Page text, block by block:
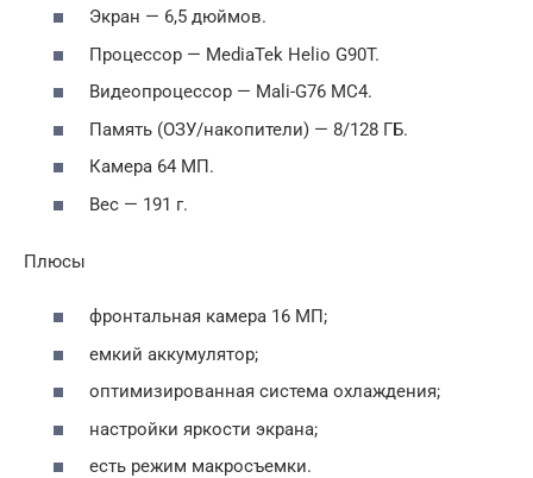
Экран — 6,5 дюймов.
Процессор — MediaTek Helio G90T.
Видеопроцессор — Mali-G76 MC4.
Память (ОЗУ/накопители) — 8/128 ГБ.
Камера 64 МП.
Вес — 191 г.
Плюсы
фронтальная камера 16 МП;
емкий аккумулятор;
оптимизированная система охлаждения;
настройки яркости экрана;
есть режим макросъемки.